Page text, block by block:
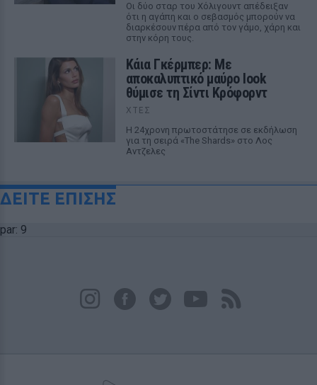
Οι δύο σταρ του Χόλιγουντ απέδειξαν
ότι η αγάπη και ο σεβασμός μπορούν να
διαρκέσουν πέρα από τον γάμο, χάρη και
στην κόρη τους.
Κάια Γκέρμπερ: Με
αποκαλυπτικό μαύρο look
θύμισε τη Σίντι Κρόφορντ
ΧΤΕΣ
Η 24χρονη πρωτοστάτησε σε εκδήλωση
για τη σειρά «The Shards» στο Λος
Αντζελες
ΔΕΙΤΕ ΕΠΙΣΗΣ
par: 9